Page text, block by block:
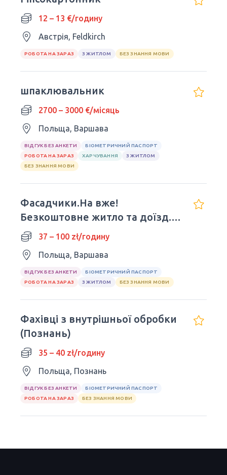
12 – 13 €/годину
Австрія, Feldkirch
РОБОТА НА ЗАРАЗ З ЖИТЛОМ БЕЗ ЗНАННЯ МОВИ
шпаклювальник
2700 – 3000 €/місяць
Польща, Варшава
ВІДГУК БЕЗ АНКЕТИ
БІОМЕТРИЧНИЙ ПАСПОРТ
РОБОТА НА ЗАРАЗ
ХАРЧУВАННЯ
З ЖИТЛОМ
БЕЗ ЗНАННЯ МОВИ
Фасадчики.На вже!
Безкоштовне житло та доїзд.
Варшава,Лодзь
37 – 100 zł/годину
Польща, Варшава
ВІДГУК БЕЗ АНКЕТИ
БІОМЕТРИЧНИЙ ПАСПОРТ
РОБОТА НА ЗАРАЗ
З ЖИТЛОМ БЕЗ ЗНАННЯ МОВИ
Фахівці з внутрішньої обробки
(Познань)
35 – 40 zł/годину
Польща, Познань
ВІДГУК БЕЗ АНКЕТИ
БІОМЕТРИЧНИЙ ПАСПОРТ
РОБОТА НА ЗАРАЗ
БЕЗ ЗНАННЯ МОВИ